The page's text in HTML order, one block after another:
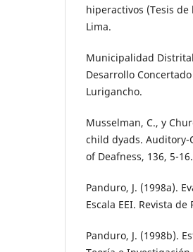
hiperactivos (Tesis
Lima.
Municipalidad
Desarrollo
Lurigancho.
Musselman, C., y
child dyads. Auditory-
of Deafness, 136, 5-16.
Panduro, J. (1998a).
Escala EEI. Revista
Panduro, J. (1998b).